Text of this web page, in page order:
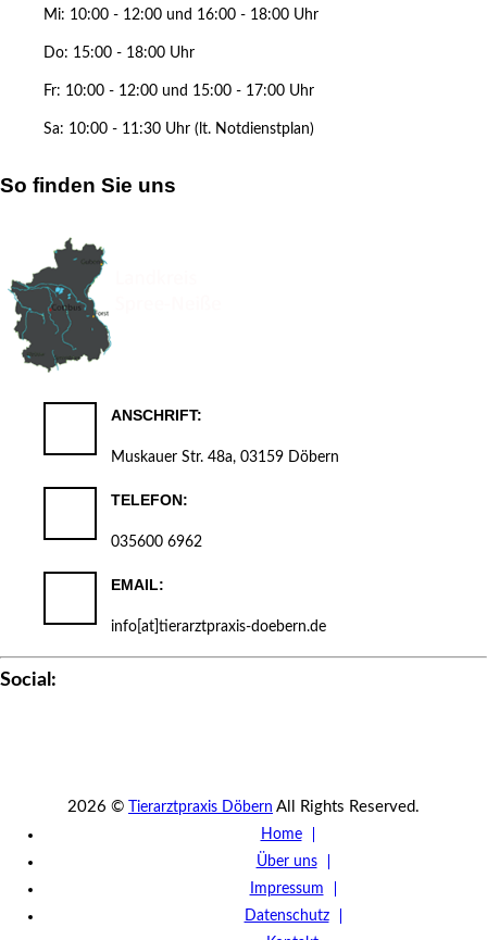
Mi: 10:00 - 12:00 und 16:00 - 18:00 Uhr
Do: 15:00 - 18:00 Uhr
Fr: 10:00 - 12:00 und 15:00 - 17:00 Uhr
Sa: 10:00 - 11:30 Uhr (lt. Notdienstplan)
So finden Sie uns
ANSCHRIFT:
Muskauer Str. 48a, 03159 Döbern
TELEFON:
035600 6962
EMAIL:
info[at]tierarztpraxis-doebern.de
Social:
2026 © Tierarztpraxis Döbern All Rights Reserved.
Home
Über uns
Impressum
Datenschutz